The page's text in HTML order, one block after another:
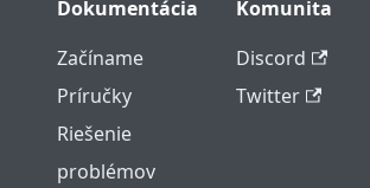
Dokumentácia
Začíname
Príručky
Riešenie
problémov
Komunita
Discord
Twitter